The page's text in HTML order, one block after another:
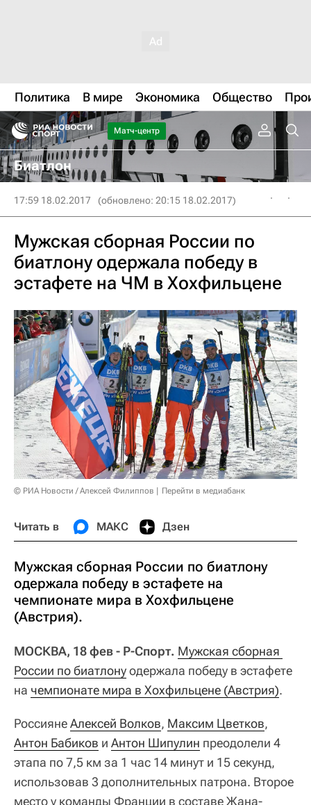
Политика В мире Экономика Общество
Матч-центр
Биатлон
17:59 18.02.2017 (обновлено: 20:15 18.02.2017)
Мужская сборная России по
биатлону одержала победу в
эстафете на ЧМ в Хохфильцене
© РИА Новости / Алексей Филиппов Перейти в медиабанк
Читать в МАКС Дзен
Мужская сборная России по биатлону
одержала победу в эстафете на
чемпионате мира в Хохфильцене
(Австрия).
МОСКВА, 18 фев - Р-Спорт. Мужская сборная
России по биатлонуодержала победу в эстафете
на чемпионате мира в Хохфильцене (Австрия).
РоссиянеАлексей Волков, Максим Цветков,
Антон Бабиков и Антон Шипулин преодолели 4
этапа по 7,5 км за 1 час 14 минут и 15 секунд,
использовав 3 дополнительных патрона. Второе
место у команды Франции в составе Жана-